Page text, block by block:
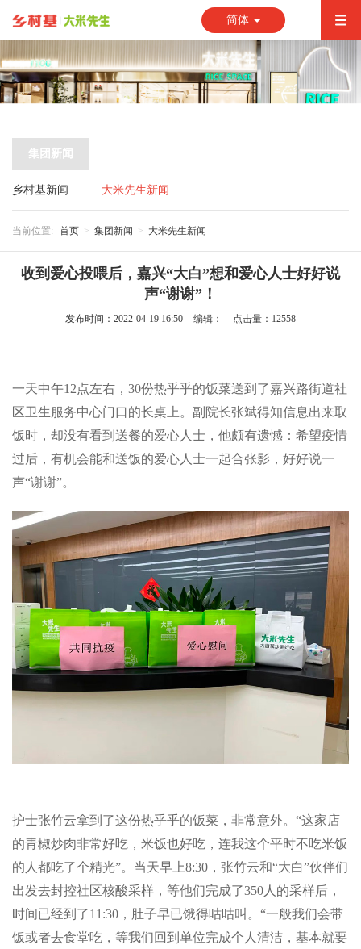
简体
乡村基新闻 大米先生新闻
当前位置: 首页 集团新闻 大米先生新闻
集团新闻
收到爱心投喂后，嘉兴“大白”想和爱心人士好好说
声“谢谢”！
发布时间：2022-04-19 16:50 编辑： 点击量：12558
一天中午12点左右，30份热乎乎的饭菜送到了嘉兴路街道社
区卫生服务中心门口的长桌上。副院长张斌得知信息出来取
饭时，却没有看到送餐的爱心人士，他颇有遗憾：希望疫情
过后，有机会能和送饭的爱心人士一起合张影，好好说一
声“谢谢”。
护士张竹云拿到了这份热乎乎的饭菜，非常意外。“这家店
的青椒炒肉非常好吃，米饭也好吃，连我这个平时不吃米饭
的人都吃了个精光”。当天早上8:30，张竹云和“大白”伙伴们
出发去封控社区核酸采样，等他们完成了350人的采样后，
时间已经到了11:30，肚子早已饿得咕咕叫。“一般我们会带
饭或者去食堂吃，等我们回到单位完成个人清洁，基本就要